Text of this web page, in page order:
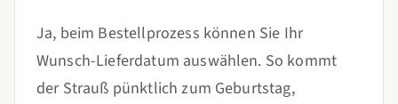
Ja, beim Bestellprozess können Sie Ihr
Wunsch-Lieferdatum auswählen. So kommt
der Strauß pünktlich zum Geburtstag,